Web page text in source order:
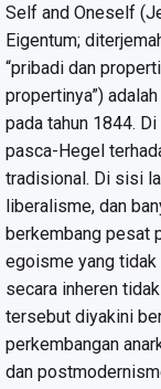
Self and Oneself
Eigentum;
“pribadi dan
propertinya”)
pada tahun 1844.
pasca-Hegel
tradisional. Di sisi
liberalisme, dan
berkembang pesat
egoisme yang
secara inheren
tersebut diyakini
perkembangan
dan